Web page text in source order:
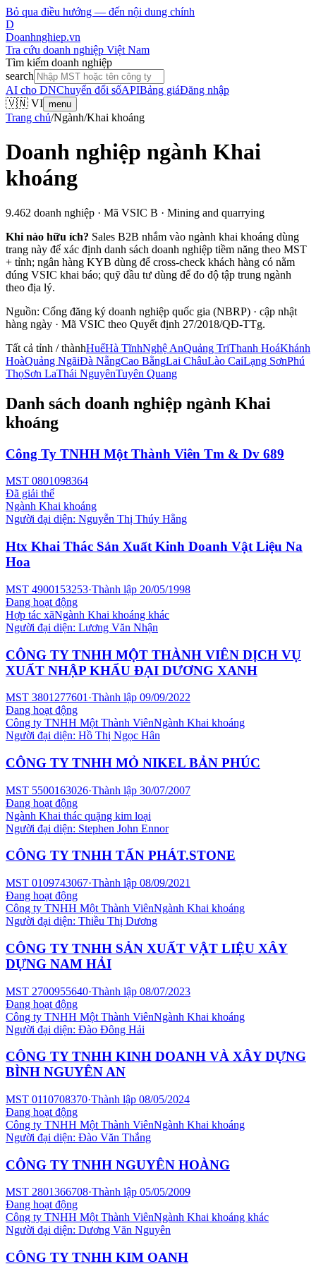
Bỏ qua điều hướng — đến nội dung chính
D
Doanhnghiep.vn
Tra cứu doanh nghiệp Việt Nam
Tìm kiếm doanh nghiệp
search
AI cho DNChuyển đổi sốAPIBảng giáĐăng nhập
🇻🇳 VI menu
Trang chủ/Ngành/Khai khoáng
Doanh nghiệp ngành Khai
khoáng
9.462 doanh nghiệp · Mã VSIC B · Mining and quarrying
Khi nào hữu ích? Sales B2B nhắm vào ngành khai khoáng dùng
trang này để xác định danh sách doanh nghiệp tiềm năng theo MST
+ tỉnh; ngân hàng KYB dùng để cross-check khách hàng có nằm
đúng VSIC khai báo; quỹ đầu tư dùng để đo độ tập trung ngành
theo địa lý.
Nguồn: Cổng đăng ký doanh nghiệp quốc gia (NBRP) · cập nhật
hàng ngày · Mã VSIC theo Quyết định 27/2018/QĐ-TTg.
Tất cả tỉnh / thànhHuếHà TĩnhNghệ AnQuảng TrịThanh HoáKhánh
HoàQuảng NgãiĐà NẵngCao BằngLai ChâuLào CaiLạng SơnPhú
ThọSơn LaThái NguyênTuyên Quang
Danh sách doanh nghiệp ngành Khai
khoáng
Công Ty TNHH Một Thành Viên Tm & Dv 689
MST 0801098364
Đã giải thể
Ngành Khai khoáng
Người đại diện: Nguyễn Thị Thúy Hằng
Htx Khai Thác Sản Xuất Kinh Doanh Vật Liệu Na
Hoa
MST 4900153253·Thành lập 20/05/1998
Đang hoạt động
Hợp tác xãNgành Khai khoáng khác
Người đại diện: Lương Văn Nhận
CÔNG TY TNHH MỘT THÀNH VIÊN DỊCH VỤ
XUẤT NHẬP KHẨU ĐẠI DƯƠNG XANH
MST 3801277601 ·Thành lập 09/09/2022
Đang hoạt động
Công ty TNHH Một Thành ViênNgành Khai khoáng
Người đại diện: Hồ Thị Ngọc Hân
CÔNG TY TNHH MỎ NIKEL BẢN PHÚC
MST 5500163026·Thành lập 30/07/2007
Đang hoạt động
Ngành Khai thác quặng kim loại
Người đại diện: Stephen John Ennor
CÔNG TY TNHH TẤN PHÁT.STONE
MST 0109743067·Thành lập 08/09/2021
Đang hoạt động
Công ty TNHH Một Thành ViênNgành Khai khoáng
Người đại diện: Thiều Thị Dương
CÔNG TY TNHH SẢN XUẤT VẬT LIỆU XÂY
DỰNG NAM HẢI
MST 2700955640·Thành lập 08/07/2023
Đang hoạt động
Công ty TNHH Một Thành ViênNgành Khai khoáng
Người đại diện: Đào Đông Hải
CÔNG TY TNHH KINH DOANH VÀ XÂY DỰNG
BÌNH NGUYÊN AN
MST 0110708370·Thành lập 08/05/2024
Đang hoạt động
Công ty TNHH Một Thành ViênNgành Khai khoáng
Người đại diện: Đào Văn Thắng
CÔNG TY TNHH NGUYÊN HOÀNG
MST 2801366708·Thành lập 05/05/2009
Đang hoạt động
Công ty TNHH Một Thành ViênNgành Khai khoáng khác
Người đại diện: Dương Văn Nguyên
CÔNG TY TNHH KIM OANH